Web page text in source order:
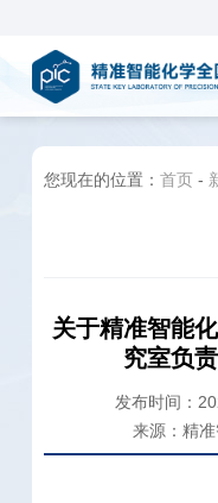
您现在的位置： 首页-
关于精准智能
究室负
发布时间：
来源：精